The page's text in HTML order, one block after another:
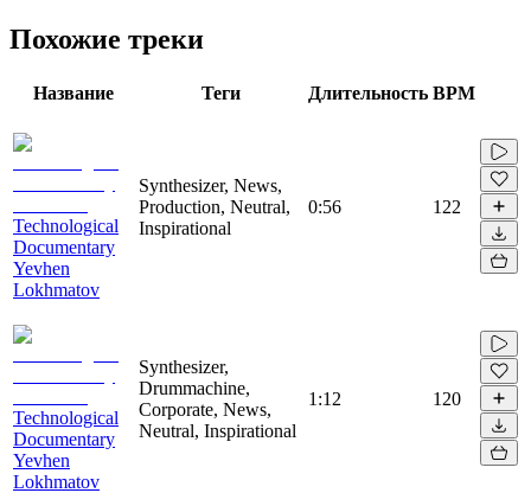
Похожие треки
Название Теги Длительность BPM
Technological
Documentary
Yevhen
Lokhmatov
Synthesizer, News,
Production, Neutral,
Inspirational
0:56 122
Technological
Documentary
Yevhen
Lokhmatov
Synthesizer,
Drummachine,
Corporate, News,
Neutral, Inspirational
1:12 120